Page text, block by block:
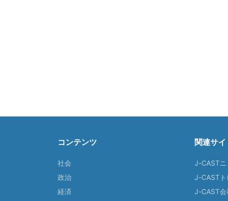
コンテンツ
社会
政治
経済
関連サイ
J-CASTニ
J-CASTト
J-CAST会